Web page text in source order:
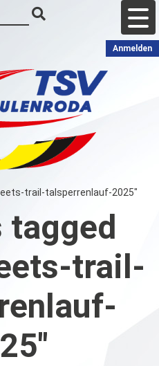
Anmelden
trail-talsperrenlauf-2025"
tagged
trail-